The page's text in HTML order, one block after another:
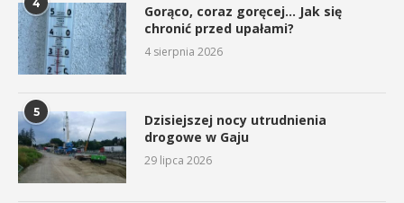
4
Gorąco, coraz goręcej… Jak się
chronić przed upałami?
4 sierpnia 2026
5
Dzisiejszej nocy utrudnienia
drogowe w Gaju
29 lipca 2026